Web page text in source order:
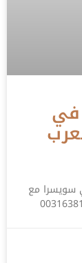
في
سويسرا مع